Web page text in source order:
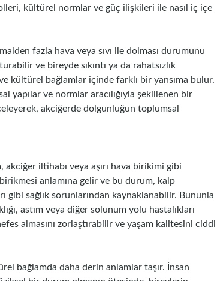
kültürel normlar ve güç ilişkileri ile nasıl iç içe
fazla hava veya sıvı ile dolması durumunu
ve bireyde sıkıntı ya da rahatsızlık
kültürel bağlamlar içinde farklı bir yansıma bulur.
yapılar ve normlar aracılığıyla şekillenen bir
akciğerde dolgunluğun toplumsal
iltihabı veya aşırı hava birikimi gibi
anlamına gelir ve bu durum, kalp
gibi sağlık sorunlarından kaynaklanabilir. Bununla
astım veya diğer solunum yolu hastalıkları
almasını zorlaştırabilir ve yaşam kalitesini ciddi
bağlamda daha derin anlamlar taşır. İnsan